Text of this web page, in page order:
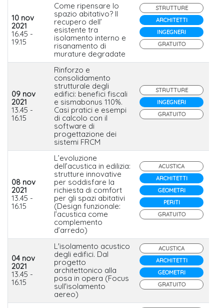
10 nov
2021
16.45 -
19.15
Come ripensare lo
spazio abitativo? Il
recupero dell’
esistente tra
isolamento interno e
risanamento di
murature degradate
STRUTTURE
ARCHITETTI
INGEGNERI
GRATUITO
09 nov
2021
13.45 -
16.15
Rinforzo e
consolidamento
strutturale degli
edifici: benefici fiscali
e sismabonus 110%.
Casi pratici e esempi
di calcolo con il
software di
progettazione dei
sistemi FRCM
STRUTTURE
INGEGNERI
GRATUITO
08 nov
2021
13.45 -
16.15
L’evoluzione
dell’acustica in edilizia:
strutture innovative
per soddisfare la
richiesta di comfort
per gli spazi abitativi
(Design funzionale:
l’acustica come
complemento
d’arredo)
ACUSTICA
ARCHITETTI
GEOMETRI
PERITI
GRATUITO
04 nov
2021
13.45 -
16.15
L'isolamento acustico
degli edifici. Dal
progetto
architettonico alla
posa in opera (Focus
sull'isolamento
aereo)
ACUSTICA
ARCHITETTI
GEOMETRI
GRATUITO